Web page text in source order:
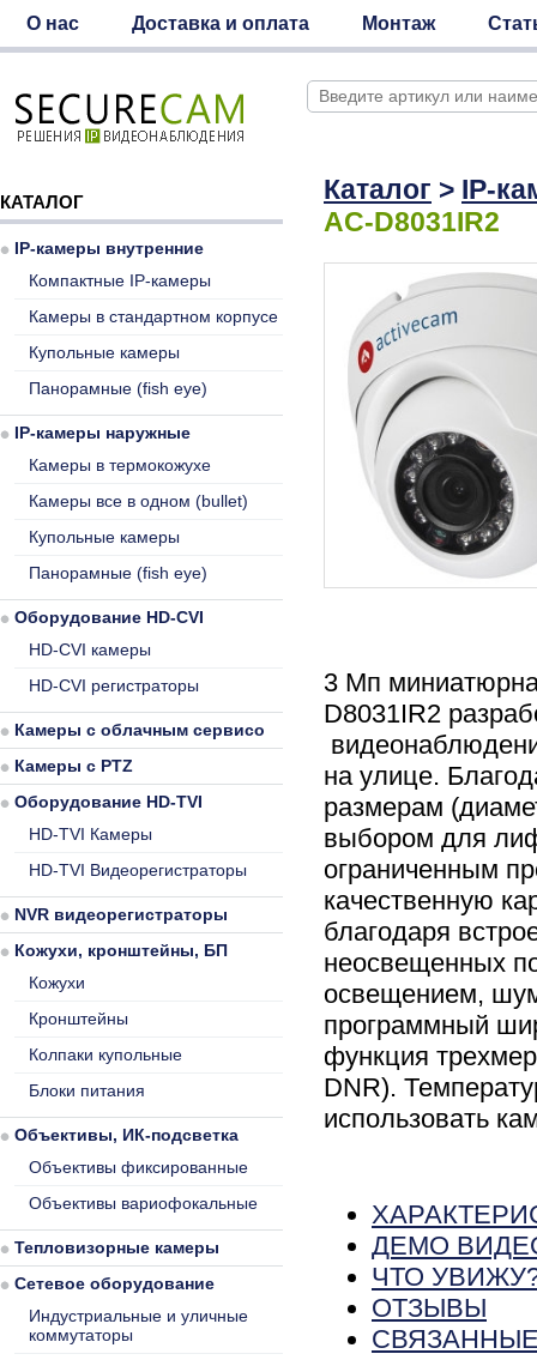
О нас Доставка и оплата Монтаж
Каталог > IP-
AC-D8031IR2
3 Мп
D8031IR2
на улице.
размерам
выбором для
ограниченным
качественную
благодаря
неосвещенных
освещением,
программный
функция
DNR).
использовать
ДЕМО
ЧТО
ОТЗЫВЫ
КАТАЛОГ
IP-камеры внутренние
Компактные IP-камеры
Камеры в стандартном корпусе
Купольные камеры
Панорамные (fish eye)
IP-камеры наружные
Камеры в термокожухе
Камеры все в одном (bullet)
Купольные камеры
Панорамные (fish eye)
Оборудование HD-CVI
HD-CVI камеры
HD-CVI регистраторы
Камеры с облачным сервисом
Камеры с PTZ
Оборудование HD-TVI
HD-TVI Камеры
HD-TVI Видеорегистраторы
NVR видеорегистраторы
Кожухи, кронштейны, БП
Кожухи
Кронштейны
Колпаки купольные
Блоки питания
Объективы, ИК-подсветка
Объективы фиксированные
Объективы вариофокальные
Тепловизорные камеры
Сетевое оборудование
Индустриальные и уличные
коммутаторы